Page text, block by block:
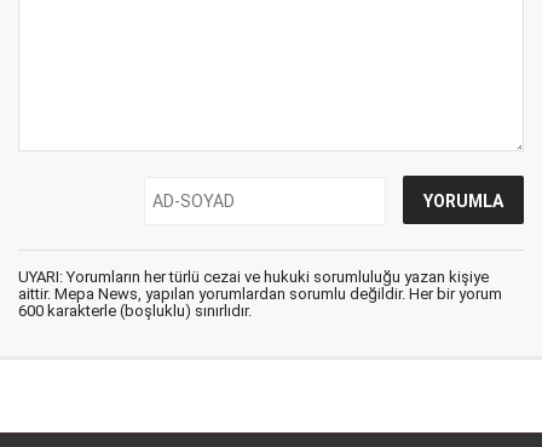
UYARI: Yorumların her türlü cezai ve hukuki sorumluluğu yazan kişiye
aittir. Mepa News, yapılan yorumlardan sorumlu değildir. Her bir yorum
600 karakterle (boşluklu) sınırlıdır.